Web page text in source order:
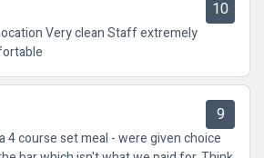
10
Very clean Staff extremely
9
4 course set meal - were given choice